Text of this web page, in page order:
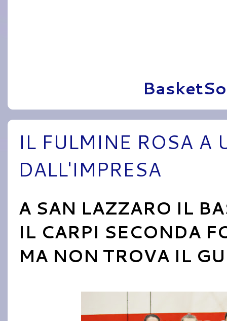
IL FULMINE ROSA A
DALL'IMPRESA
A SAN LAZZARO IL
IL CARPI SECONDA
MA NON TROVA IL